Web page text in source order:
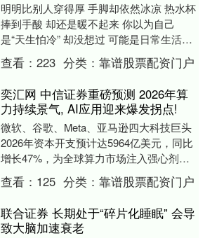
明明比别人穿得厚 手脚却依然冰凉 热水杯
捧到手酸 却还是暖不起来 你以为自己
是“天生怕冷” 却没想过 可能是日常生活中
的一些小习惯 在悄悄“偷走”你身体的温度
....
查看：223 分类：靠谱股票配资门户
奕汇网 中信证券重磅预测 2026年算
力持续景气, AI应用迎来爆发拐点!
微软、谷歌、Meta、亚马逊四大科技巨头
2026年资本开支预计达5964亿美元，同比
增长47%，为全球算力市场注入强心剂。
近日，中信证券发布了一份引起市场高
度....
查看： 125 分类：靠谱股票配资门户
联合证券 长期处于“碎片化睡眠” 会导
致大脑加速衰老